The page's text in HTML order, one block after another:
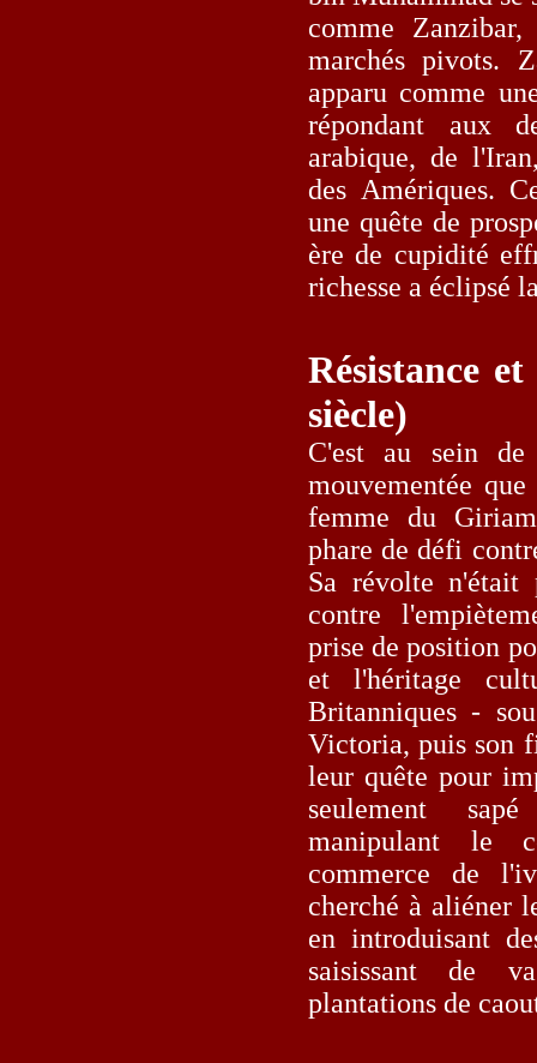
comme
marchés pivots.
apparu comme
répondant aux
arabique, de
des Amériques.
une quête de
ère de cupidité
richesse a éclipsé
Résistance
siècle)
C'est au sein de
mouvementée
femme du
phare de défi
Sa révolte n'était
contre
prise de position
et l'héritage
Britanniques -
Victoria, puis son
leur quête pour
seulement
manipulant le
commerce de
cherché à aliéner
en introduisant
saisissant de
plantations de